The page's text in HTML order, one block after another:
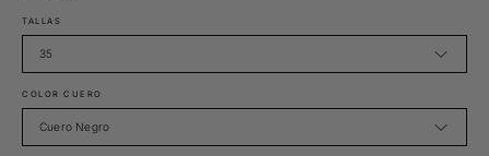
TALLAS
35
COLOR CUERO
Cuero Negro